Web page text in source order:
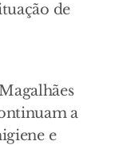
de
a
e